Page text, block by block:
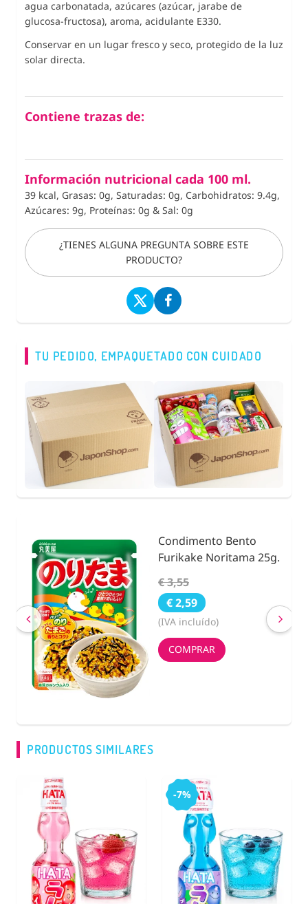
agua carbonatada, azúcares (azúcar, jarabe de
glucosa-fructosa), aroma, acidulante E330.
Conservar en un lugar fresco y seco, protegido de la luz
solar directa.
Contiene trazas de:
Información nutricional cada 100 ml.
39 kcal, Grasas: 0g, Saturadas: 0g, Carbohidratos: 9.4g,
Azúcares: 9g, Proteínas: 0g & Sal: 0g
¿TIENES ALGUNA PREGUNTA SOBRE ESTE
PRODUCTO?
TU PEDIDO, EMPAQUETADO CON CUIDADO
Condimento Bento
Furikake Noritama 25g.
€ 3,55
€ 2,59
(IVA incluído)
COMPRAR
PRODUCTOS SIMILARES
-7%